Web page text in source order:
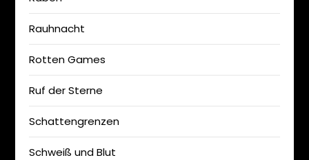
Rauhnacht
Rotten Games
Ruf der Sterne
Schattengrenzen
Schweiß und Blut